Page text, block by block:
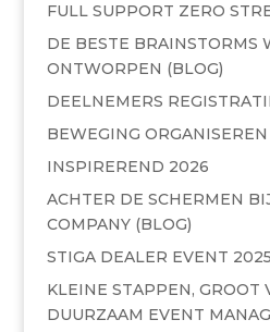
FULL SUPPORT ZERO
DE BESTE BRAINSTORMS
ONTWORPEN (BLOG)
DEELNEMERS
BEWEGING
INSPIREREND 2026
ACHTER DE SCHERMEN
COMPANY (BLOG)
STIGA DEALER EVENT
KLEINE STAPPEN, GROOT
DUURZAAM EVENT